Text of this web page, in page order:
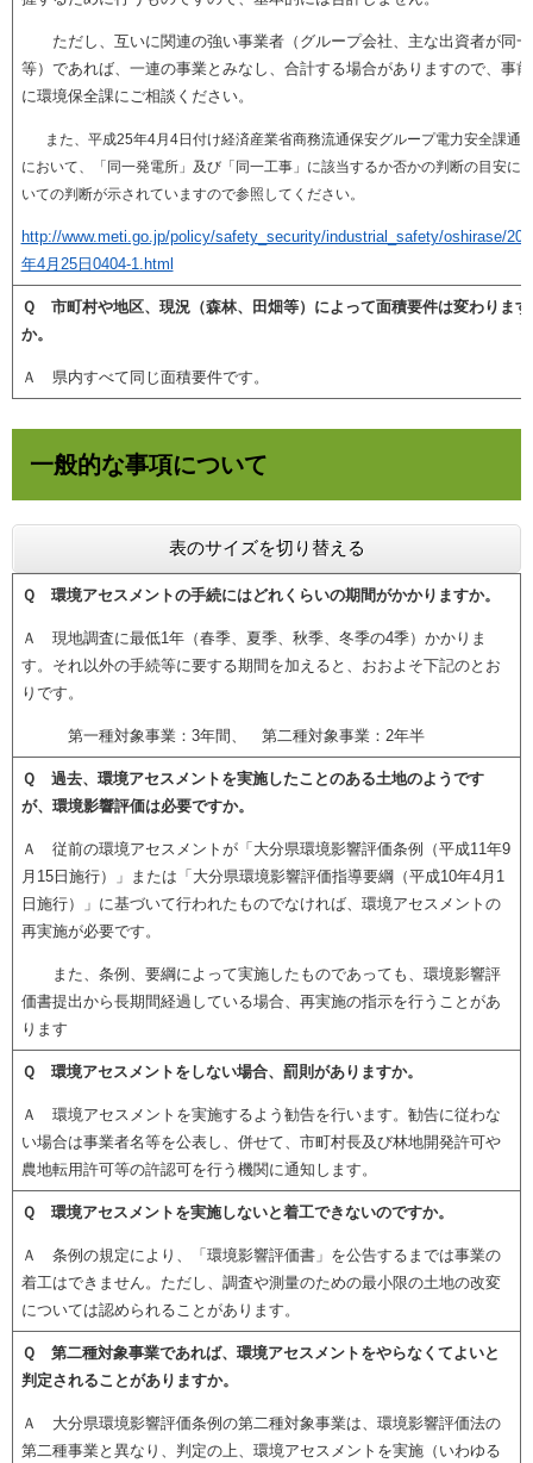
ただし、互いに関連の強い事業者（グループ会社、主な出資者が同一
等）であれば、一連の事業とみなし、合計する場合がありますので、事前
に環境保全課にご相談ください。
また、平成25年4月4日付け経済産業省商務流通保安グループ電力安全課通
において、「同一発電所」及び「同一工事」に該当するか否かの判断の目安に
いての判断が示されていますので参照してください。
http://www.meti.go.jp/policy/safety_security/industrial_safety/oshirase/
年4月25日0404-1.html
Ｑ 市町村や地区、現況（森林、田畑等）によって面積要件は変わります
か。
Ａ 県内すべて同じ面積要件です。
一般的な事項について
表のサイズを切り替える
Ｑ 環境アセスメントの手続にはどれくらいの期間がかかりますか。
Ａ 現地調査に最低1年（春季、夏季、秋季、冬季の4季）かかりま
す。それ以外の手続等に要する期間を加えると、おおよそ下記のとお
りです。
第一種対象事業：3年間、 第二種対象事業：2年半
Ｑ 過去、環境アセスメントを実施したことのある土地のようです
が、環境影響評価は必要ですか。
Ａ 従前の環境アセスメントが「大分県環境影響評価条例（平成11年9
月15日施行）」または「大分県環境影響評価指導要綱（平成10年4月1
日施行）」に基づいて行われたものでなければ、環境アセスメントの
再実施が必要です。
また、条例、要綱によって実施したものであっても、環境影響評
価書提出から長期間経過している場合、再実施の指示を行うことがあ
ります
Ｑ 環境アセスメントをしない場合、罰則がありますか。
Ａ 環境アセスメントを実施するよう勧告を行います。勧告に従わな
い場合は事業者名等を公表し、併せて、市町村長及び林地開発許可や
農地転用許可等の許認可を行う機関に通知します。
Ｑ 環境アセスメントを実施しないと着工できないのですか。
Ａ 条例の規定により、「環境影響評価書」を公告するまでは事業の
着工はできません。ただし、調査や測量のための最小限の土地の改変
については認められることがあります。
Ｑ 第二種対象事業であれば、環境アセスメントをやらなくてよいと
判定されることがありますか。
Ａ 大分県環境影響評価条例の第二種対象事業は、環境影響評価法の
第二種事業と異なり、判定の上、環境アセスメントを実施（いわゆる